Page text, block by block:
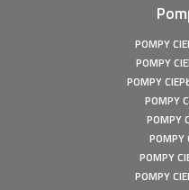
fotowoltaiczna o mocy:
Fotowoltaika Wola
o mocy: 4,99 kWp
Fotowoltaika Aquapark
Fotowoltaika Bełchatów
Pompa ciepła Kępiny
POMPY
POMPY
POMPY
POMPY
POMPY
POMPY
POMPY
POMPY